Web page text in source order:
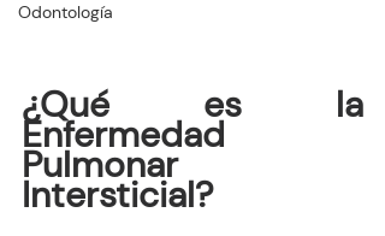
Odontología
¿Qué es la
Enfermedad
Pulmonar
Intersticial?